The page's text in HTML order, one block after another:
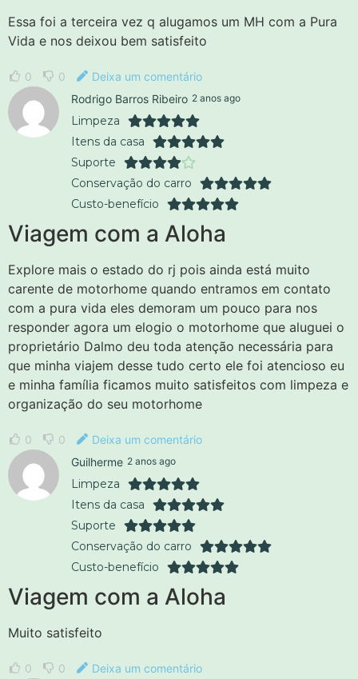
Essa foi a terceira vez q alugamos um MH com a Pura
Vida e nos deixou bem satisfeito
0 0
Deixa um comentário
Rodrigo Barros Ribeiro 2 anos ago
Limpeza
Itens da casa
Suporte
Conservação do carro
Custo-benefício
Viagem com a Aloha
Explore mais o estado do rj pois ainda está muito
carente de motorhome quando entramos em contato
com a pura vida eles demoram um pouco para nos
responder agora um elogio o motorhome que aluguei o
proprietário Dalmo deu toda atenção necessária para
que minha viajem desse tudo certo ele foi atencioso eu
e minha família ficamos muito satisfeitos com limpeza e
organização do seu motorhome
0 0
Deixa um comentário
Guilherme 2 anos ago
Limpeza
Itens da casa
Suporte
Conservação do carro
Custo-benefício
Viagem com a Aloha
Muito satisfeito
0 0
Deixa um comentário